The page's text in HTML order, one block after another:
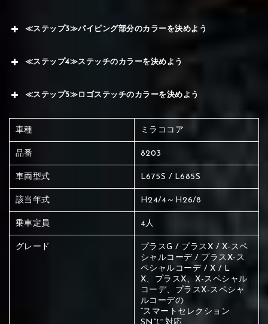
≪ステップ3≫パイピング部分のカラーを決めよう
≪ステップ4≫ステッチのカラーを決めよう
≪ステップ5≫ロゴステッチのカラーを決めよう
車種 ミラココア
品番 8203
車両型式 L675S / L685S
該当年式 H24/4～H26/8
乗車定員 4人
グレード
プラスG / プラスX / X-スペ
シャルコーデ / プラスX-ス
ペシャルコーデ / X / L
X、プラスX、X-スペシャル
コーデ、プラスX-スペシャ
ルコーデの
“スマートセレクション